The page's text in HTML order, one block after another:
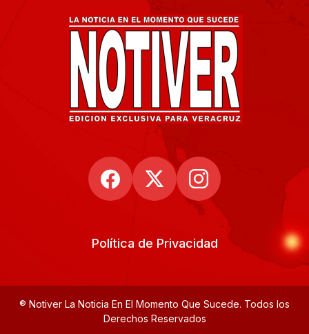
Política de Privacidad
® Notiver La Noticia En El Momento Que Sucede. Todos los
Derechos Reservados